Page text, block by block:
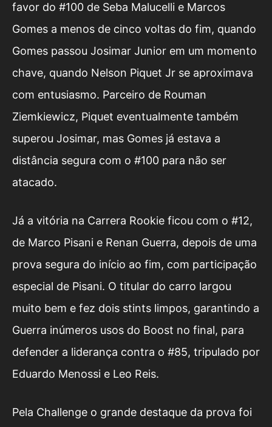
favor do #100 de Seba Malucelli e Marcos
Gomes a menos de cinco voltas do fim, quando
Gomes passou Josimar Junior em um momento
chave, quando Nelson Piquet Jr se aproximava
com entusiasmo. Parceiro de Rouman
Ziemkiewicz, Piquet eventualmente também
superou Josimar, mas Gomes já estava a
distância segura com o #100 para não ser
atacado.
Já a vitória na Carrera Rookie ficou com o #12,
de Marco Pisani e Renan Guerra, depois de uma
prova segura do início ao fim, com participação
especial de Pisani. O titular do carro largou
muito bem e fez dois stints limpos, garantindo a
Guerra inúmeros usos do Boost no final, para
defender a liderança contra o #85, tripulado por
Eduardo Menossi e Leo Reis.
Pela Challenge o grande destaque da prova foi